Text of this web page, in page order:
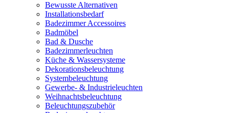
Bewusste Alternativen
Installationsbedarf
Badezimmer Accessoires
Badmöbel
Bad & Dusche
Badezimmerleuchten
Küche & Wassersysteme
Dekorationsbeleuchtung
Systembeleuchtung
Gewerbe- & Industrieleuchten
Weihnachtsbeleuchtung
Beleuchtungszubehör